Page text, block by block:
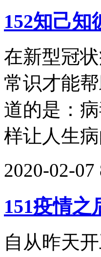
152知己
在新型冠
常识才能
道的是：
样让人生
2020-02-07
151疫情
自从昨天